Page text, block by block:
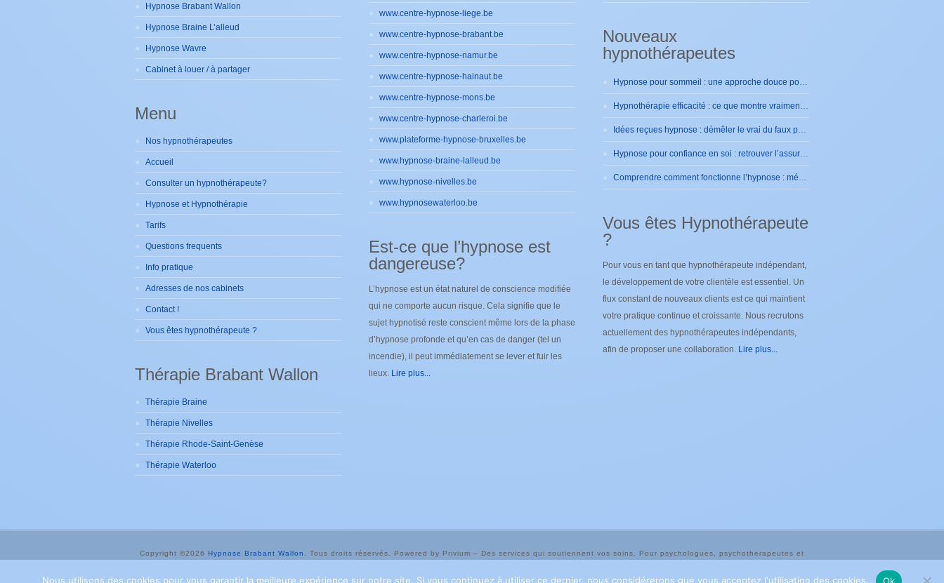
Hypnose Brabant Wallon
Hypnose Braine L’alleud
Hypnose Wavre
Cabinet à louer / à partager
Menu
Nos hypnothérapeutes
Accueil
Consulter un hypnothérapeute?
Hypnose et Hypnothérapie
Tarifs
Questions frequents
Info pratique
Adresses de nos cabinets
Contact !
Vous êtes hypnothérapeute ?
Thérapie Brabant Wallon
Thérapie Braine
Thérapie Nivelles
Thérapie Rhode-Saint-Genèse
Thérapie Waterloo
www.centre-hypnose-liege.be
www.centre-hypnose-brabant.be
www.centre-hypnose-namur.be
www.centre-hypnose-hainaut.be
www.centre-hypnose-mons.be
www.centre-hypnose-charleroi.be
www.plateforme-hypnose-bruxelles.be
www.hypnose-braine-lalleud.be
www.hypnose-nivelles.be
www.hypnosewaterloo.be
Est-ce que l’hypnose est
dangereuse?
L’hypnose est un état naturel de conscience modifiée
qui ne comporte aucun risque. Cela signifie que le
sujet hypnotisé reste conscient même lors de la phase
d’hypnose profonde et qu’en cas de danger (tel un
incendie), il peut immédiatement se lever et fuir les
lieux. Lire plus...
Nouveaux
hypnothérapeutes
Hypnose pour sommeil : une approche douce pour retrouver des nuits sereines
Idées reçues hypnose : démêler le vrai du faux pour se rassurer
Hypnose pour confiance en soi : retrouver l’assurance intérieure durablement
Vous êtes Hypnothérapeute
?
Pour vous en tant que hypnothérapeute indépendant,
le développement de votre clientèle est essentiel. Un
flux constant de nouveaux clients est ce qui maintient
votre pratique continue et croissante. Nous recrutons
actuellement des hypnothérapeutes indépendants,
afin de proposer une collaboration. Lire plus...
Copyright ©2026 Hypnose Brabant Wallon
. Tous droits réservés. Powered by Privium – Des services qui soutiennent vos soins. Pour psychologues, psychotherapeutes et
Nous utilisons des cookies pour vous garantir la meilleure expérience sur notre site. Si vous continuez à utiliser ce dernier, nous considérerons que vous acceptez l'utilisation des cookies. Ok